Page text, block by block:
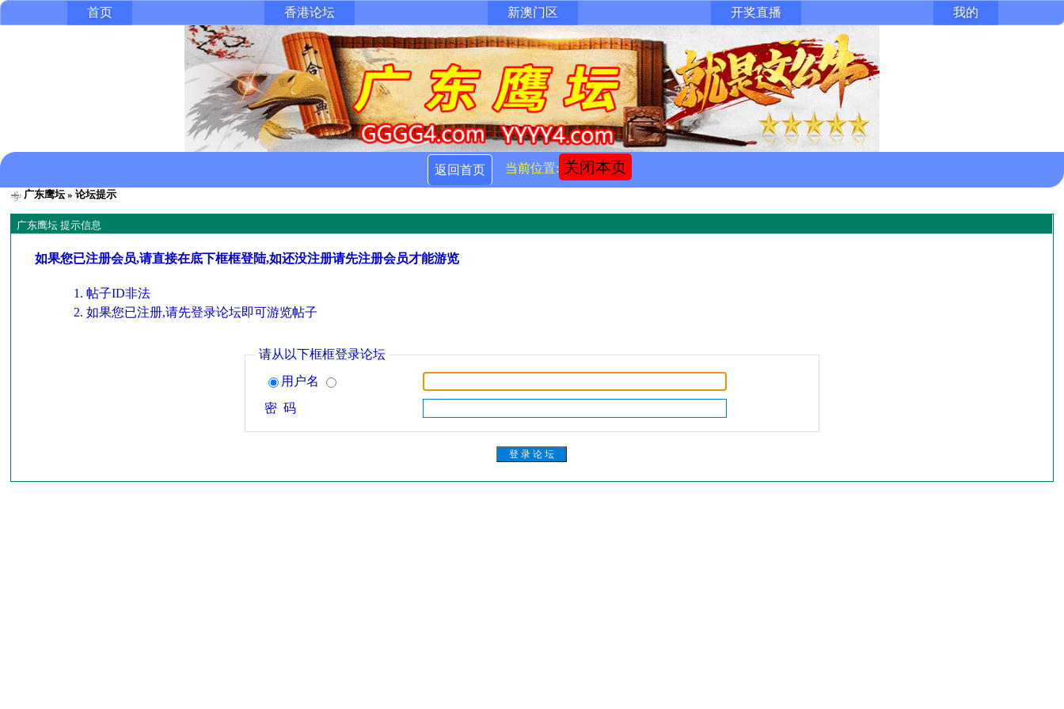
首页 香港论坛 新澳门区 开奖直播 我的
返回首页 当前位置: 关闭本页
广东鹰坛» 论坛提示
广东鹰坛 提示信息
如果您已注册会员,请直接在底下框框登陆,如还没注册请先注册会员才能游览
帖子ID非法
如果您已注册,请先登录论坛即可游览帖子
请从以下框框登录论坛
用户名
密 码